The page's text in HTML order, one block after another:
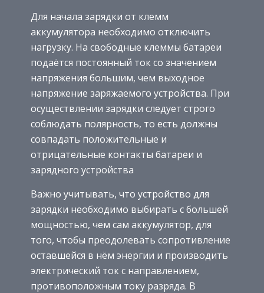
Для начала зарядки от клемм
аккумулятора необходимо отключить
нагрузку. На свободные клеммы батареи
подаётся постоянный ток со значением
напряжения большим, чем выходное
напряжение заряжаемого устройства. При
осуществлении зарядки следует строго
соблюдать полярность, то есть должны
совпадать положительные и
отрицательные контакты батареи и
зарядного устройства
Важно учитывать, что устройство для
зарядки необходимо выбирать с большей
мощностью, чем сам аккумулятор, для
того, чтобы преодолевать сопротивление
оставшейся в нём энергии и производить
электрический ток с направлением,
противоположным току разряда. В